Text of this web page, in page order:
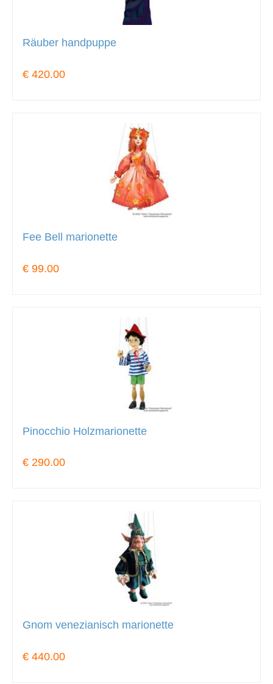
Räuber handpuppe
€ 420.00
Fee Bell marionette
€ 99.00
Pinocchio Holzmarionette
€ 290.00
Gnom venezianisch marionette
€ 440.00